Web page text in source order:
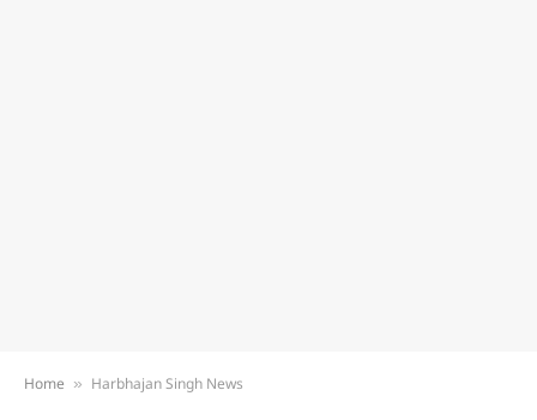
Home » Harbhajan Singh News